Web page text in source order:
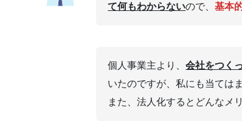
て何もわからないので、基本
個人事業主より、会社をつく
いたのですが、私にも当ては
また、法人化するとどんなメ